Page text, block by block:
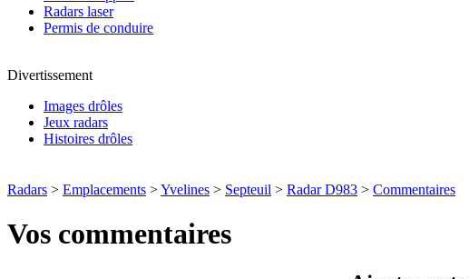
Radars laser
Permis de conduire
Divertissement
Images drôles
Jeux radars
Histoires drôles
Radars > Emplacements >Yvelines > Septeuil > Radar D983 > Commentaires
Vos commentaires